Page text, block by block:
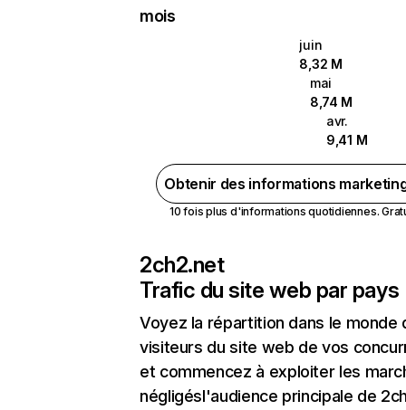
mois
juin
8,32 M
mai
8,74 M
avr.
9,41 M
Obtenir des informations
10 fois plus d'informations quotidiennes.
2ch2.net
Trafic du site web par pays
Voyez la répartition dans le monde
visiteurs du site web de vos
et commencez à exploiter les
négligésl'audience principale de